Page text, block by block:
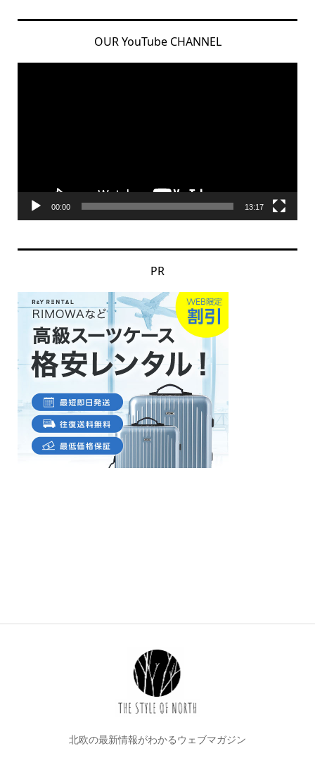
OUR YouTube CHANNEL
00:00 13:17
PR
北欧の最新情報がわかるウェブマガジン